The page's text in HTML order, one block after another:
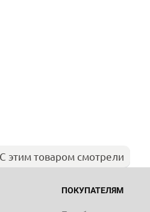
С этим товаром смотрели
ПОКУПАТЕЛЯМ